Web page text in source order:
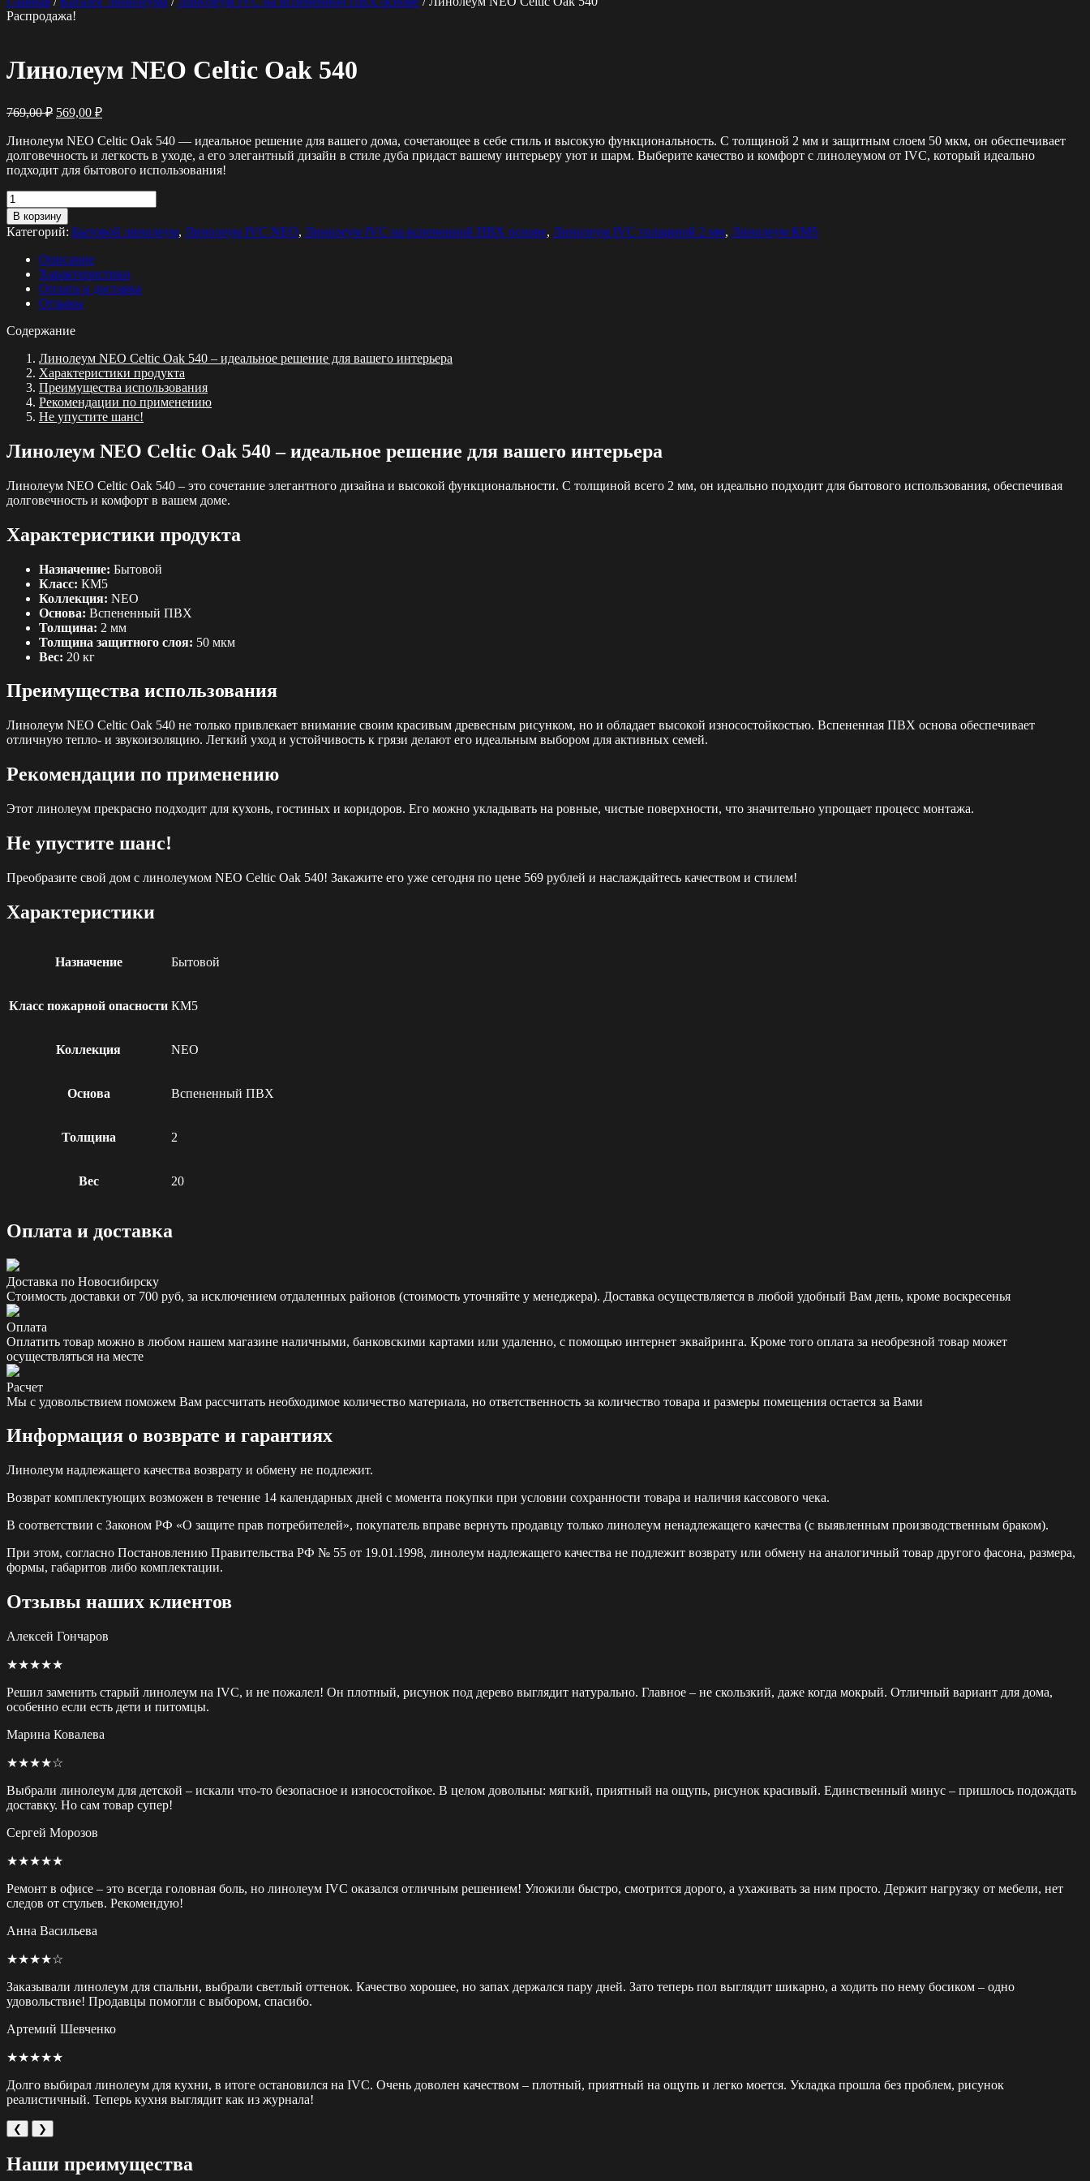
Распродажа!
Линолеум NEO Celtic Oak 540
769,00₽ Первоначальная
составляла
769,00 ₽.
569,00 ₽Текущая
569,00 ₽.
Линолеум NEO Celtic Oak 540 — идеальное решение для вашего дома, сочетающее в себе стиль и высокую функциональность. С толщиной 2 мм и защитным слоем 50 мкм, он обеспечивает
долговечность и легкость в уходе, а его элегантный дизайн в стиле дуба придаст вашему интерьеру уют и шарм. Выберите качество и комфорт с линолеумом от IVC, который идеально
подходит для бытового использования!
Количество
товара
Линолеум
NEO
Celtic
Oak
В корзину
Категорий: Бытовой линолеум, Линолеум IVC NEO, Линолеум IVC на вспененной ПВХ основе, Линолеум IVC толщиной 2 мм, Линолеум КМ5
Описание
Характеристики
Оплата и доставка
Отзывы
Содержание
Линолеум NEO Celtic Oak 540 – идеальное решение для вашего интерьера
Характеристики продукта
Преимущества использования
Рекомендации по применению
Не упустите шанс!
Линолеум NEO Celtic Oak 540 – идеальное решение для вашего интерьера
Линолеум NEO Celtic Oak 540 – это сочетание элегантного дизайна и высокой функциональности. С толщиной всего 2 мм, он идеально подходит для бытового использования, обеспечивая
долговечность и комфорт в вашем доме.
Характеристики продукта
Назначение: Бытовой
Класс: КМ5
Коллекция: NEO
Основа: Вспененный ПВХ
Толщина: 2 мм
Толщина защитного слоя: 50 мкм
Вес: 20 кг
Преимущества использования
Линолеум NEO Celtic Oak 540 не только привлекает внимание своим красивым древесным рисунком, но и обладает высокой износостойкостью. Вспененная ПВХ основа обеспечивает
отличную тепло- и звукоизоляцию. Легкий уход и устойчивость к грязи делают его идеальным выбором для активных семей.
Рекомендации по применению
Этот линолеум прекрасно подходит для кухонь, гостиных и коридоров. Его можно укладывать на ровные, чистые поверхности, что значительно упрощает процесс монтажа.
Не упустите шанс!
Преобразите свой дом с линолеумом NEO Celtic Oak 540! Закажите его уже сегодня по цене 569 рублей и наслаждайтесь качеством и стилем!
Характеристики
Назначение Бытовой
Класс пожарной опасности КМ5
Коллекция NEO
Основа Вспененный ПВХ
Толщина 2
Вес 20
Оплата и доставка
Доставка по Новосибирску
Стоимость доставки от 700 руб, за исключением отдаленных районов (стоимость уточняйте у менеджера). Доставка осуществляется в любой удобный Вам день, кроме воскресенья
Оплата
Оплатить товар можно в любом нашем магазине наличными, банковскими картами или удаленно, с помощью интернет эквайринга. Кроме того оплата за необрезной товар может
осуществляться на месте
Расчет
Мы с удовольствием поможем Вам рассчитать необходимое количество материала, но ответственность за количество товара и размеры помещения остается за Вами
Информация о возврате и гарантиях
Линолеум надлежащего качества возврату и обмену не подлежит.
Возврат комплектующих возможен в течение 14 календарных дней с момента покупки при условии сохранности товара и наличия кассового чека.
В соответствии с Законом РФ «О защите прав потребителей», покупатель вправе вернуть продавцу только линолеум ненадлежащего качества (с выявленным производственным браком).
При этом, согласно Постановлению Правительства РФ № 55 от 19.01.1998, линолеум надлежащего качества не подлежит возврату или обмену на аналогичный товар другого фасона, размера,
формы, габаритов либо комплектации.
Отзывы наших клиентов
Алексей Гончаров
★★★★★
Решил заменить старый линолеум на IVC, и не пожалел! Он плотный, рисунок под дерево выглядит натурально. Главное – не скользкий, даже когда мокрый. Отличный вариант для дома,
особенно если есть дети и питомцы.
Марина Ковалева
★★★★☆
Выбрали линолеум для детской – искали что-то безопасное и износостойкое. В целом довольны: мягкий, приятный на ощупь, рисунок красивый. Единственный минус – пришлось подождать
доставку. Но сам товар супер!
Сергей Морозов
★★★★★
Ремонт в офисе – это всегда головная боль, но линолеум IVC оказался отличным решением! Уложили быстро, смотрится дорого, а ухаживать за ним просто. Держит нагрузку от мебели, нет
следов от стульев. Рекомендую!
Анна Васильева
★★★★☆
Заказывали линолеум для спальни, выбрали светлый оттенок. Качество хорошее, но запах держался пару дней. Зато теперь пол выглядит шикарно, а ходить по нему босиком – одно
удовольствие! Продавцы помогли с выбором, спасибо.
Артемий Шевченко
★★★★★
Долго выбирал линолеум для кухни, в итоге остановился на IVC. Очень доволен качеством – плотный, приятный на ощупь и легко моется. Укладка прошла без проблем, рисунок
реалистичный. Теперь кухня выглядит как из журнала!
❮ ❯
Наши преимущества